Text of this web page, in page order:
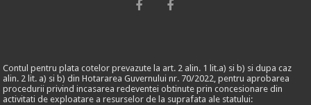
Contul pentru plata cotelor prevazute la art. 2 alin. 1 lit.a) si b) si dupa caz
alin. 2 lit. a) si b) din Hotararea Guvernului nr. 70/2022, pentru aprobarea
procedurii privind incasarea redeventei obtinute prin concesionare din
activitati de exploatare a resurselor de la suprafata ale statului: